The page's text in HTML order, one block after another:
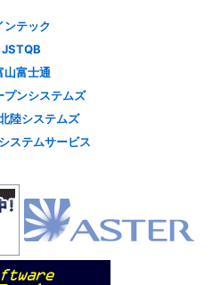
ンテック
JSTQB
山富士通
プンシステムズ
陸システムズ
ステムサービス